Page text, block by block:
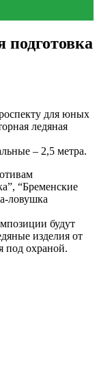
для юных
ледяная
– 2,5 метра.
“Бременские
ловушка
будут
изделия от
под охраной.